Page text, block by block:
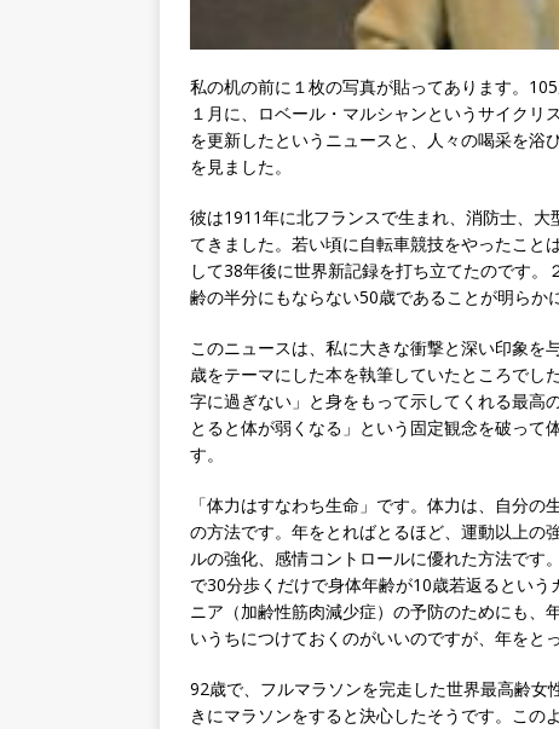
私の机の前に１枚の写真が貼ってあります。
１月に、ロベール・マルシャンというサイク
を更新したというニュースと、人々の喝采を浴
を見ました。
彼は1911年に北フランスで生まれ、消防士、
てきました。若い頃に自転車競技をやったこと
して38年後に世界新記録を打ち立てたのです
齢の半分にもならない50歳であることが明らか
このニュースは、私に大きな衝撃と深い印象を
歳をテーマにした本を執筆していたところでし
字に過ぎない」と身をもって示してくれる最高
とると体が弱くなる」という固定観念を破って
す。
「体力はすなわち生命」です。体力は、自分
の方法です。年をとればとるほど、運動以上の
ルの強化、感情コントロールに優れた方法です
で30分歩くだけで身体年齢が10歳若返るとい
ニア（加齢性筋肉減少症）の予防のためにも、
いうちにつけておくのがいいのですが、年をと
92歳で、フルマラソンを完走した世界最高齢女
きにマラソンをすると決心したそうです。こ